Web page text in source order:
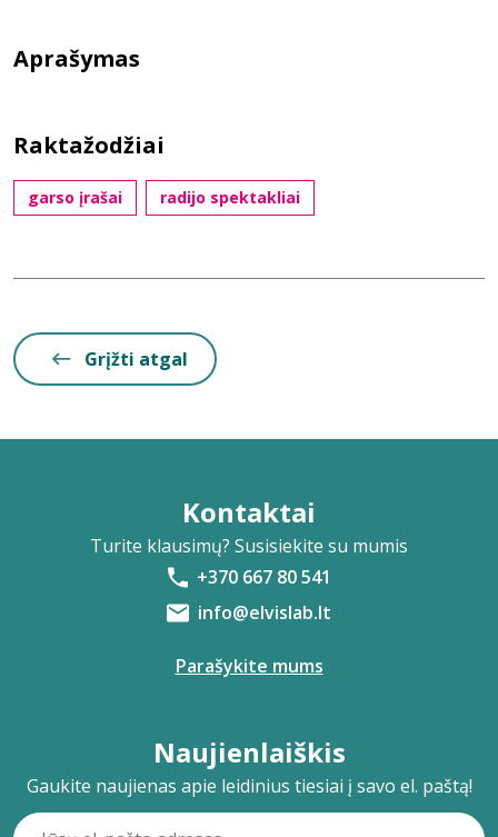
Aprašymas
Raktažodžiai
garso įrašai radijo spektakliai
Grįžti atgal
Kontaktai
Turite klausimų? Susisiekite su mumis
+370 667 80 541
info@elvislab.lt
Parašykite mums
Naujienlaiškis
Gaukite naujienas apie leidinius tiesiai į savo el. paštą!